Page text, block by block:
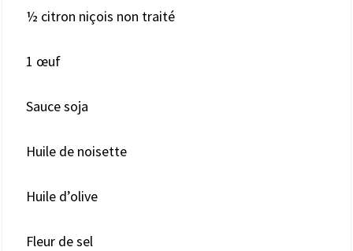
½ citron niçois non traité
1 œuf
Sauce soja
Huile de noisette
Huile d’olive
Fleur de sel